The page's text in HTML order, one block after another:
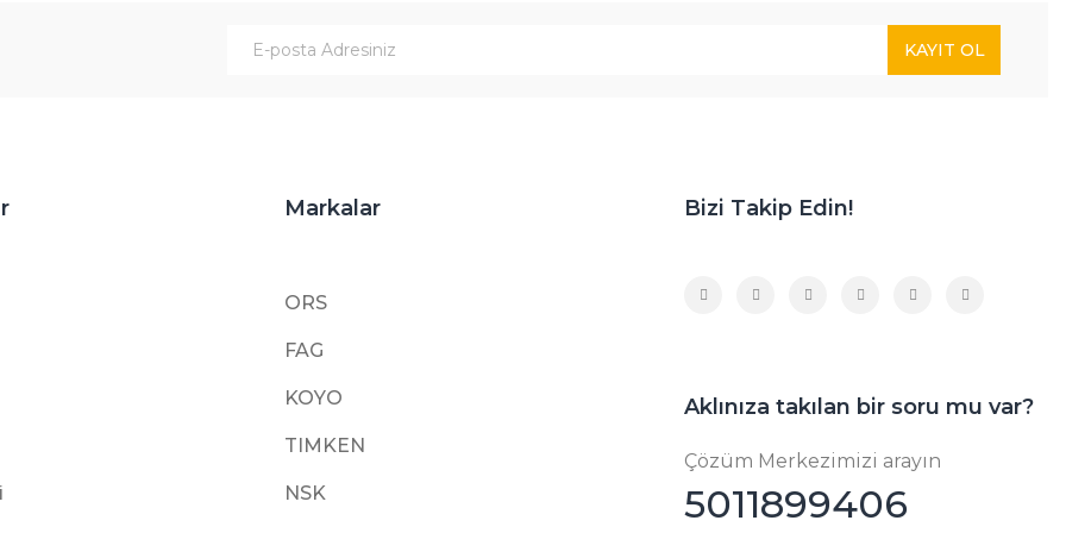
KAYIT OL
Markalar
ORS
FAG
KOYO
TIMKEN
NSK
Bizi Takip Edin!
Aklınıza takılan bir soru mu var?
Çözüm Merkezimizi arayın
5011899406